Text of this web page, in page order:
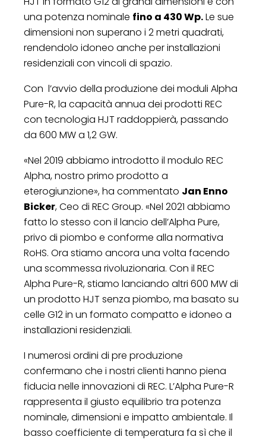
una potenza nominale fino a 430 Wp.Le sue
dimensioni non superano i 2 metri quadrati,
rendendolo idoneo anche per installazioni
residenziali con vincoli di spazio.
Con l’avvio della produzione dei moduli Alpha
Pure-R, la capacità annua dei prodotti REC
con tecnologia HJT raddoppierà, passando
da 600 MW a 1,2 GW.
«Nel 2019 abbiamo introdotto il modulo REC
Alpha, nostro primo prodotto a
eterogiunzione», ha commentato Jan Enno
Bicker, Ceo di REC Group. «Nel 2021 abbiamo
fatto lo stesso con il lancio dell’Alpha Pure,
privo di piombo e conforme alla normativa
RoHS. Ora stiamo ancora una volta facendo
una scommessa rivoluzionaria. Con il REC
Alpha Pure-R, stiamo lanciando altri 600 MW di
un prodotto HJT senza piombo, ma basato su
celle G12 in un formato compatto e idoneo a
installazioni residenziali.
I numerosi ordini di pre produzione
confermano che i nostri clienti hanno piena
fiducia nelle innovazioni di REC. L’Alpha Pure-R
rappresenta il giusto equilibrio tra potenza
nominale, dimensioni e impatto ambientale. Il
basso coefficiente di temperatura fa sì che il